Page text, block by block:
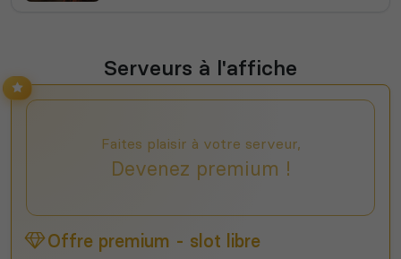
Serveurs à l'affiche
Faites plaisir à votre serveur,
Devenez premium !
Offre premium - slot libre